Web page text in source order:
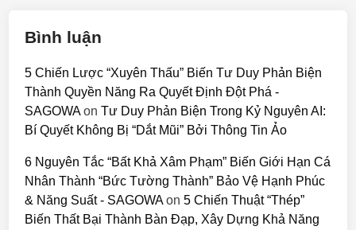
Bình luận
5 Chiến Lược “Xuyên Thấu” Biến Tư Duy Phản Biện
Thành Quyền Năng Ra Quyết Định Đột Phá -
SAGOWAonTư Duy Phản Biện Trong Kỷ Nguyên AI:
Bí Quyết Không Bị “Dắt Mũi” Bởi Thông Tin Ảo
6 Nguyên Tắc “Bất Khả Xâm Phạm” Biến Giới Hạn Cá
Nhân Thành “Bức Tường Thành” Bảo Vệ Hạnh Phúc
& Năng Suất - SAGOWAon5 Chiến Thuật “Thép”
Biến Thất Bại Thành Bàn Đạp, Xây Dựng Khả Năng